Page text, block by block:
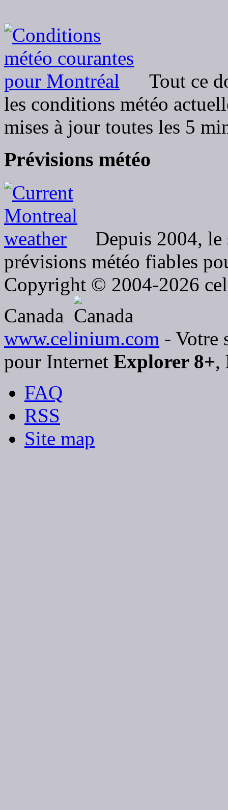
Tout ce
les conditions météo
mises à jour toutes les 5
Prévisions météo
Depuis 2004,
prévisions météo fiables
Copyright © 2004-2026
Canada
www.celinium.com - Votre
pour Internet Explorer 8+,
FAQ
RSS
Site map